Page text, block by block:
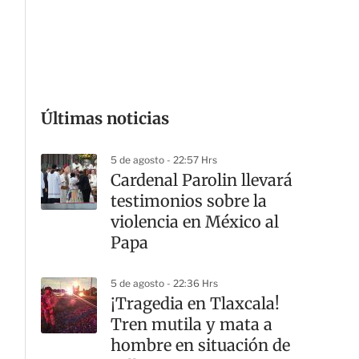
Últimas noticias
5 de agosto - 22:57 Hrs
Cardenal Parolin llevará
testimonios sobre la
violencia en México al
Papa
5 de agosto - 22:36 Hrs
¡Tragedia en Tlaxcala!
Tren mutila y mata a
hombre en situación de